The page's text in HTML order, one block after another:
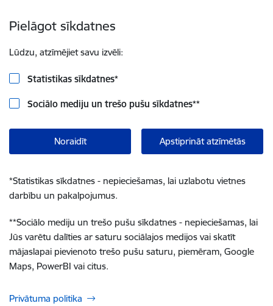
Pielāgot sīkdatnes
Lūdzu, atzīmējiet savu izvēli:
Statistikas sīkdatnes*
Sociālo mediju un trešo pušu sīkdatnes**
Noraidīt Apstiprināt atzīmētās
*Statistikas sīkdatnes - nepieciešamas, lai uzlabotu vietnes
darbību un pakalpojumus.
**Sociālo mediju un trešo pušu sīkdatnes - nepieciešamas, lai
Jūs varētu dalīties ar saturu sociālajos medijos vai skatīt
mājaslapai pievienoto trešo pušu saturu, piemēram, Google
Maps, PowerBI vai citus.
Privātuma politika